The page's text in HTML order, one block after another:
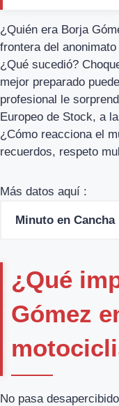
¿Quién era Borja
frontera del
¿Qué sucedió?
mejor preparado
profesional le
Europeo de Stock, a
¿Cómo reacciona el
recuerdos, respeto
Más datos aquí :
Minuto en Cancha
¿Qué
Gómez
No pasa